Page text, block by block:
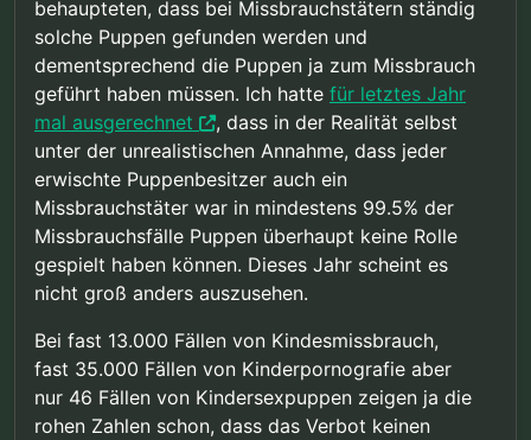
behaupteten, dass bei Missbrauchstätern ständig
solche Puppen gefunden werden und
dementsprechend die Puppen ja zum Missbrauch
geführt haben müssen. Ich hatte für letztes Jahr
mal ausgerechnet
, dass in der Realität selbst
unter der unrealistischen Annahme, dass jeder
erwischte Puppenbesitzer auch ein
Missbrauchstäter war in mindestens 99.5% der
Missbrauchsfälle Puppen überhaupt keine Rolle
gespielt haben können. Dieses Jahr scheint es
nicht groß anders auszusehen.
Bei fast 13.000 Fällen von Kindesmissbrauch,
fast 35.000 Fällen von Kinderpornografie aber
nur 46 Fällen von Kindersexpuppen zeigen ja die
rohen Zahlen schon, dass das Verbot keinen